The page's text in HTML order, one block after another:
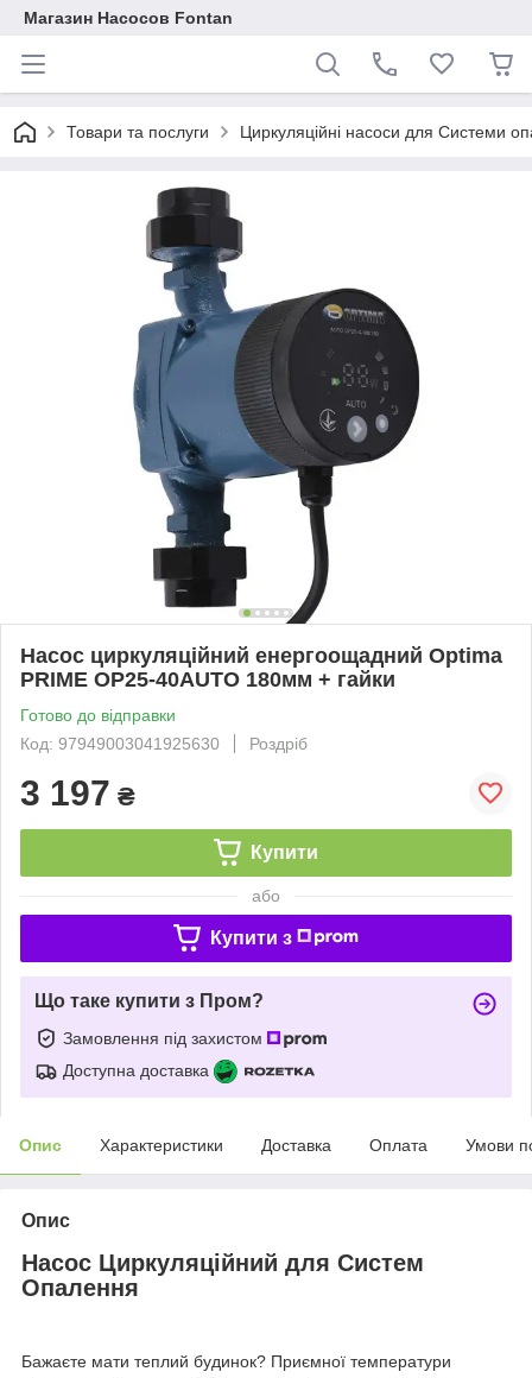
Магазин Насосов Fontan
Товари та послуги Циркуляційні насоси для Системи
Насос циркуляційний енергоощадний Optima
PRIME OP25-40AUTO 180мм + гайки
Готово до відправки
Код: 97949003041925630
Роздріб
3 197 ₴
Купити
або
Купити з
Що таке купити з Пром?
Замовлення під захистом
Доступна доставка
Опис Характеристики Доставка Оплата Умови
Опис
Насос Циркуляційний для Систем
Опалення
Бажаєте мати теплий будинок? Приємної температури